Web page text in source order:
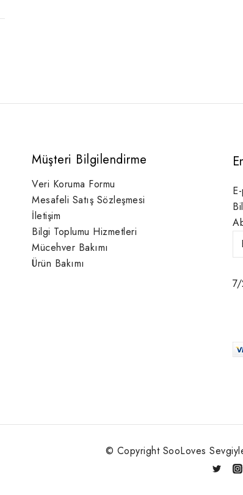
Müşteri Bilgilendirme
Veri Koruma Formu
Mesafeli Satış Sözleşmesi
İletişim
Bilgi Toplumu Hizmetleri
Mücehver Bakımı
Ürün Bakımı
© Copyright SooLoves